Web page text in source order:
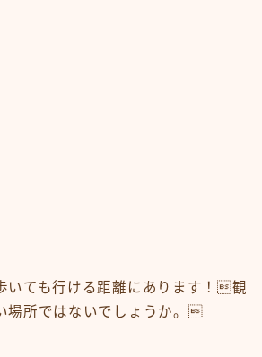
いても行ける距離にあります！観
場所ではないでしょうか。